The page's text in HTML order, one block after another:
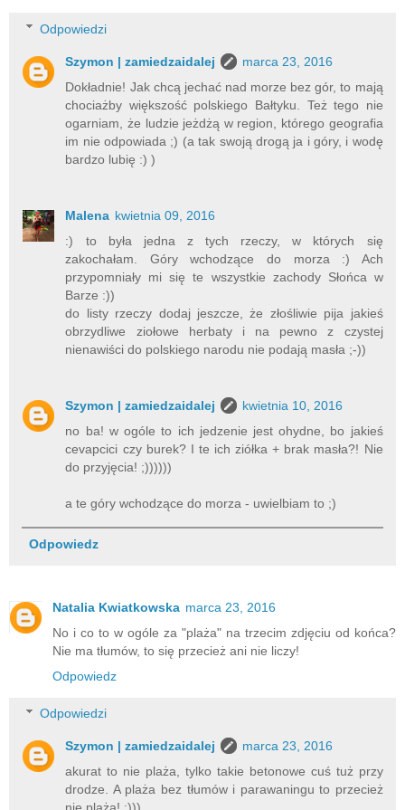
Odpowiedzi
Szymon | zamiedzaidalej
marca 23, 2016
Dokładnie! Jak chcą jechać nad morze bez gór, to mają
chociażby większość polskiego Bałtyku. Też tego nie
ogarniam, że ludzie jeżdżą w region, którego geografia
im nie odpowiada ;) (a tak swoją drogą ja i góry, i wodę
bardzo lubię :) )
Malena kwietnia 09, 2016
:) to była jedna z tych rzeczy, w których się
zakochałam. Góry wchodzące do morza :) Ach
przypomniały mi się te wszystkie zachody Słońca w
Barze :))
do listy rzeczy dodaj jeszcze, że złośliwie pija jakieś
obrzydliwe ziołowe herbaty i na pewno z czystej
nienawiści do polskiego narodu nie podają masła ;-))
Szymon | zamiedzaidalej
kwietnia 10, 2016
no ba! w ogóle to ich jedzenie jest ohydne, bo jakieś
cevapcici czy burek? I te ich ziółka + brak masła?! Nie
do przyjęcia! ;))))))
a te góry wchodzące do morza - uwielbiam to ;)
Odpowiedz
Natalia Kwiatkowska marca 23, 2016
No i co to w ogóle za "plaża" na trzecim zdjęciu od końca?
Nie ma tłumów, to się przecież ani nie liczy!
Odpowiedz
Odpowiedzi
Szymon | zamiedzaidalej
marca 23, 2016
akurat to nie plaża, tylko takie betonowe cuś tuż przy
drodze. A plaża bez tłumów i parawaningu to przecież